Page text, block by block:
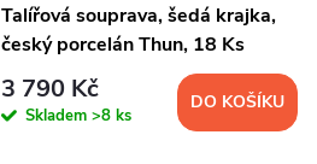
Talířová souprava, šedá krajka,
český porcelán Thun, 18 Ks
3 790 Kč
Skladem>8 ks
DO KOŠÍKU